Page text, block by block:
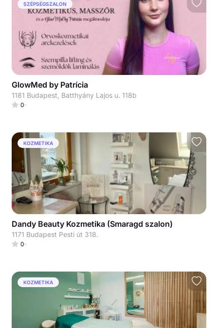
SZÉPSÉGSZALON
GlowMed by Patrícia
1181 Budapest, Batthyány Lajos u. 118b
0
KOZMETIKA
Dandy Beauty Kozmetika (Smaragd szalon)
1171 Budapest Pesti út 318.
0
KOZMETIKA